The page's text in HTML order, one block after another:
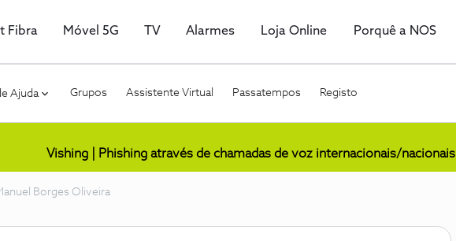
Fibra Móvel 5G TV Alarmes Loja Online Porquê a NOS
Ajuda Grupos Assistente Virtual Passatempos Registo
Vishing | Phishing através de chamadas de voz internacionais/nacionais
Borges Oliveira